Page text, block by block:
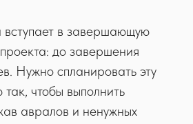
в завершающую
до завершения
Нужно спланировать эту
чтобы выполнить
авралов и ненужных